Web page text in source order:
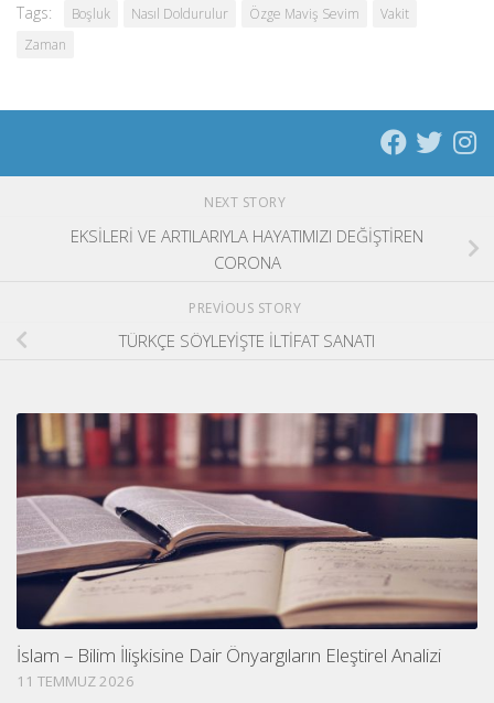
Tags: Boşluk Nasıl Doldurulur Özge Maviş Sevim
Vakit
Zaman
NEXT STORY
EKSİLERİ VE ARTILARIYLA HAYATIMIZI DEĞİŞTİREN
CORONA
PREVIOUS STORY
TÜRKÇE SÖYLEYİŞTE İLTİFAT SANATI
İslam – Bilim İlişkisine Dair Önyargıların Eleştirel Analizi
11 TEMMUZ 2026